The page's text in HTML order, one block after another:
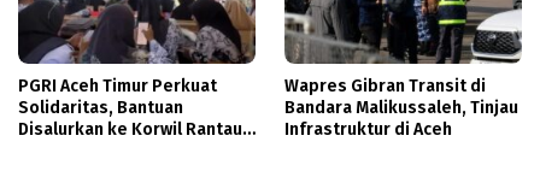
PGRI Aceh Timur Perkuat
Solidaritas, Bantuan
Disalurkan ke Korwil Rantau
Wapres Gibran Transit di
Bandara Malikussaleh, Tinjau
Infrastruktur di Aceh